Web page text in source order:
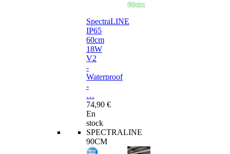
SpectraLINE
IP65
60cm
18W
V2
-
Waterproof
-
…
74,90 €
En
stock
SPECTRALINE
90CM